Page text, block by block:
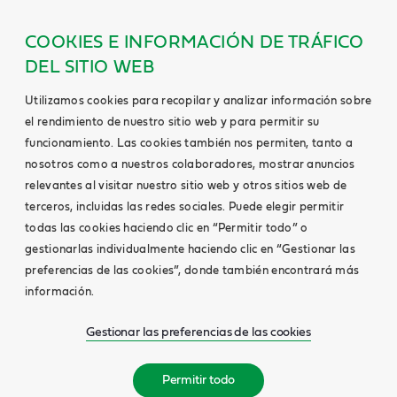
COOKIES E INFORMACIÓN DE TRÁFICO
DEL SITIO WEB
Utilizamos cookies para recopilar y analizar información sobre
el rendimiento de nuestro sitio web y para permitir su
funcionamiento. Las cookies también nos permiten, tanto a
nosotros como a nuestros colaboradores, mostrar anuncios
relevantes al visitar nuestro sitio web y otros sitios web de
terceros, incluidas las redes sociales. Puede elegir permitir
todas las cookies haciendo clic en “Permitir todo” o
gestionarlas individualmente haciendo clic en “Gestionar las
preferencias de las cookies”, donde también encontrará más
información.
Gestionar las preferencias de las cookies
Permitir todo